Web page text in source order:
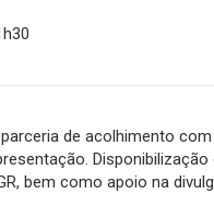
de acolhimento
bem como apoio na